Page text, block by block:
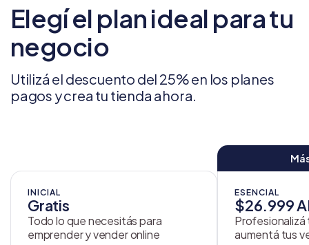
Elegí el plan ideal para tu
negocio
Utilizá el descuento del 25% en los planes
pagos y crea tu tienda ahora.
INICIAL
Gratis
Todo lo que necesitás para
emprender y vender online
ESENCIAL
$26.999
aumentá tus